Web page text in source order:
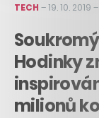
TECH –19. 10. 2019 –
Hodinky
milionů